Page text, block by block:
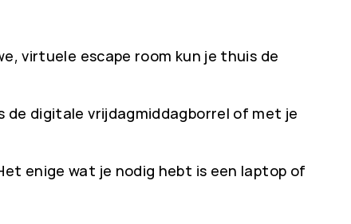
virtuele escape room kun je thuis de
de digitale vrijdagmiddagborrel of met je
enige wat je nodig hebt is een laptop of